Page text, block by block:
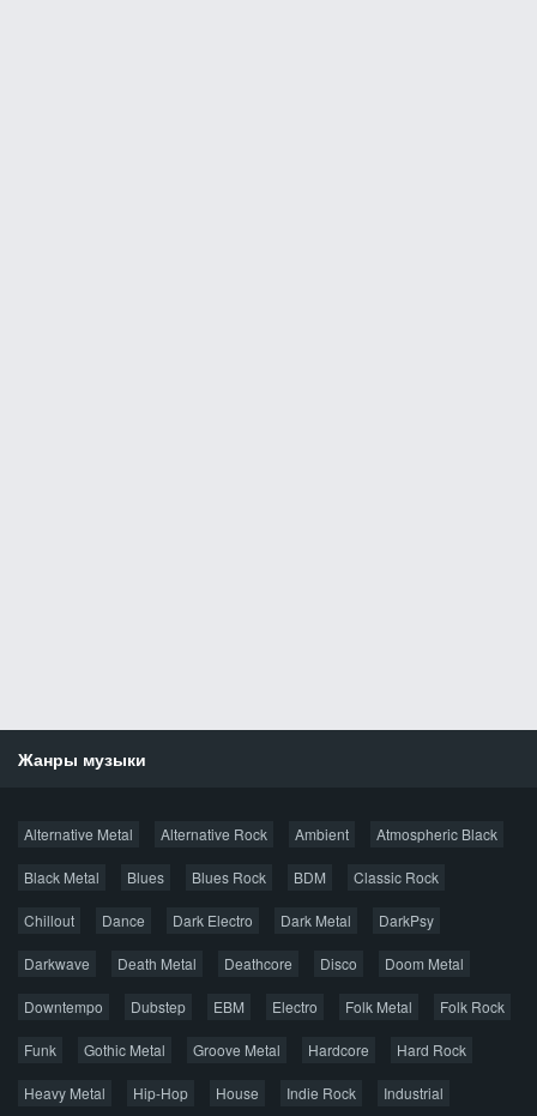
Жанры музыки
Alternative Metal Alternative Rock Ambient Atmospheric Black
Black Metal Blues Blues Rock BDM Classic Rock
Chillout Dance Dark Electro Dark Metal DarkPsy
Darkwave Death Metal Deathcore Disco Doom Metal
Downtempo Dubstep EBM Electro Folk Metal Folk Rock
Funk Gothic Metal Groove Metal Hardcore Hard Rock
Heavy Metal Hip-Hop House Indie Rock Industrial
Новые раздачи
Популярное за сутки
Главная Поиск по сайту
Карта сайта
Джаз
Метал Поп Рэп Рок Шансон